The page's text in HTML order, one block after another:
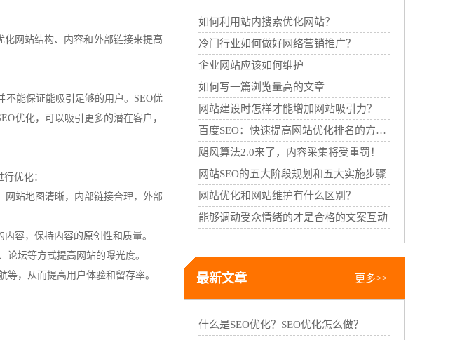
赋能线下门店，线上线下一体经营
网站结构、内容和 外部链接来提高
能保证能吸引足够的用户。SEO优
优化，可以吸引更多的潜在客户，
优化：
站地图清晰， 内部链接合理，外部
容，保持内容的原创性和质量。
坛等方式提高网站的曝光度。
，从而提高用户体验和留存率。
如何利用站内搜索优化网站？
冷门行业如何做好网络营销推广？
企业网站应该如何维护
如何写一篇浏览量高的文章
网站建设时怎样才能增加网站吸引力？
百度SEO：快速提高网站优化排名的方法！
飓风算法2.0来了，内容采集将受重罚！
网站SEO的五大阶段规划和五大实施步骤
网站优化和网站维护有什么区别？
能够调动受众情绪的才是合格的文案互动
最新文章 更多>>
什么是SEO优化？SEO优化怎么做？